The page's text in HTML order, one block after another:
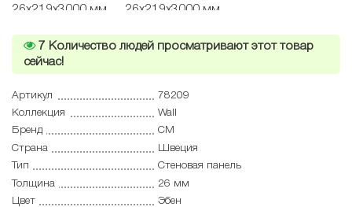
7 Количество людей просматривают этот товар
сейчас!
Артикул
78209
Коллекция
Wall
Бренд
CM
Страна
Швеция
Тип
Cтеновая панель
Толщина
26 мм
Цвет
Эбен